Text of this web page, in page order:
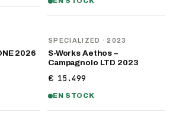
2026
SPECIALIZED · 2023
S-Works Aethos –
Campagnolo LTD 2023
€ 15.499
EN STOCK